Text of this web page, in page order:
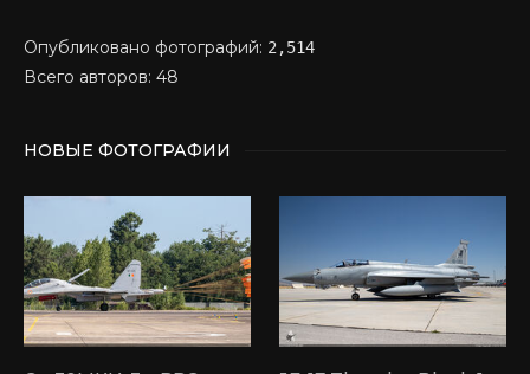
Опубликовано фотографий: 2,514
Всего авторов: 48
НОВЫЕ ФОТОГРАФИИ